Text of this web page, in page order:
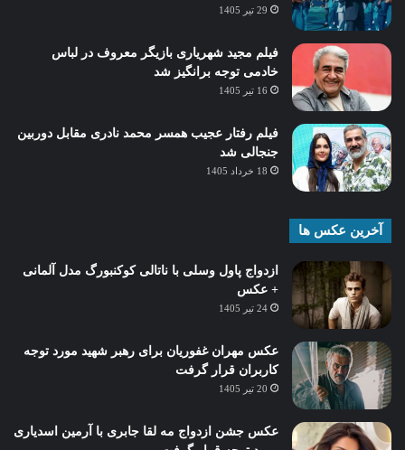
29 تیر 1405
فیلم مجید شهریاری بازیگر معروف در لباس
خادمی توجه برانگیز شد
16 تیر 1405
فیلم رفتار عجیب همسر محمد نادری مقابل دوربین
جنجالی شد
18 خرداد 1405
آخرین عکس ها
ازدواج پاول وسلی با ناتالی کوکنبورگ مدل آلمانی
+ عکس
24 تیر 1405
عکس مهران غفوریان برای رهبر شهید مورد توجه
کاربران قرار گرفت
20 تیر 1405
عکس جشن ازدواج مه لقا جابری با آرمین اسدیاری